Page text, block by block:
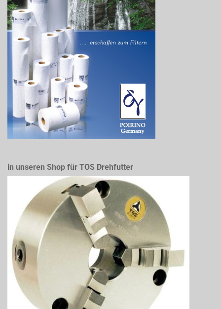
in unseren Shop für TOS Drehfutter